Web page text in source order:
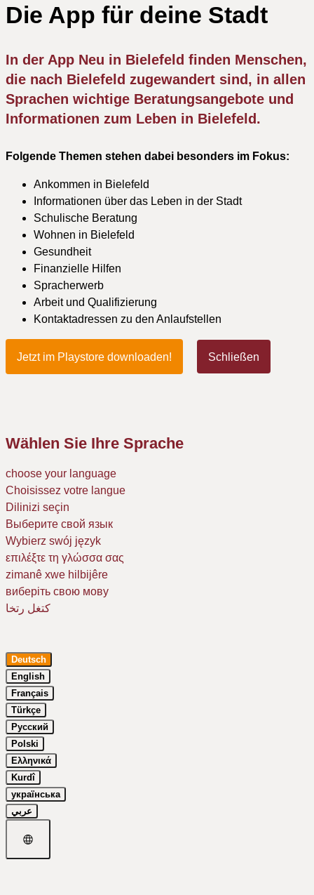
Die App für deine Stadt
In der App Neu in Bielefeld finden Menschen,
die nach Bielefeld zugewandert sind, in allen
Sprachen wichtige Beratungsangebote und
Informationen zum Leben in Bielefeld.
Folgende Themen stehen dabei besonders im Fokus:
Ankommen in Bielefeld
Informationen über das Leben in der Stadt
Schulische Beratung
Wohnen in Bielefeld
Gesundheit
Finanzielle Hilfen
Spracherwerb
Arbeit und Qualifizierung
Kontaktadressen zu den Anlaufstellen
Jetzt im Playstore downloaden! Schließen
Wählen Sie Ihre Sprache
choose your language
Choisissez votre langue
Dilinizi seçin
Выберите свой язык
Wybierz swój język
επιλέξτε τη γλώσσα σας
zimanê xwe hilbijêre
виберіть свою мову
كتغل رتخا
Deutsch
English
Français
Türkçe
Русский
Polski
Ελληνικά
Kurdî
українська
عربي
Um Ihr Erlebnis auf unserer Website zu verbessern, verwenden wir
Cookies. Dazu benötigen wir Ihre Einwilligung. Erfahren Sie mehr in
unserer
Google Maps